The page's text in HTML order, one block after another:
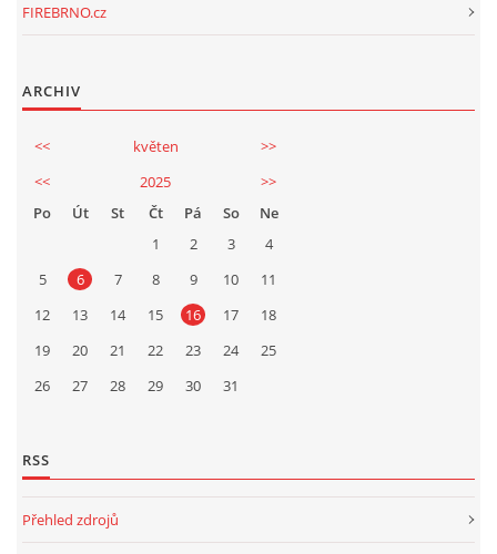
FIREBRNO.cz
ARCHIV
<< květen
>>
<<
2025
>>
Po
Út St Čt Pá So
Ne
1
2 3
4
5
6 7 8 9 10
11
12
13 14 15 16 17
18
19
20 21 22 23 24
25
26
27 28 29 30 31
RSS
Přehled zdrojů